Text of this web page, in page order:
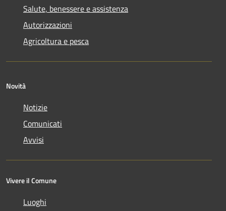
Salute, benessere e assistenza
Autorizzazioni
Agricoltura e pesca
Novità
Notizie
Comunicati
Avvisi
Vivere il Comune
Luoghi